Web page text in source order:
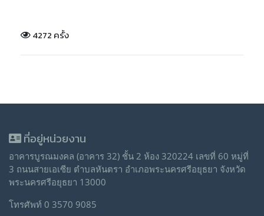
4272 ครั้ง
ที่อยู่หน่วยงาน
อาคารบูรณมงคล (อาคาร 32) ชั้น 2 ห้อง 320224 เลขที่ 60 หมู่ที่
3 ถนนสายเอเซีย ตำบลหันตรา อำเภอพระนครศรีอยุธยา จังหวัด
พระนครศรีอยุธยา 13000
โทรศัพท์ 0 3570 9085